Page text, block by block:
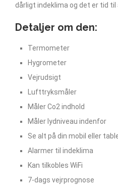
dårligt indeklima og det er tid til
Detaljer om den:
Termometer
Hygrometer
Vejrudsigt
Lufttryksmåler
Måler Co2 indhold
Måler lydniveau indenfor
Se alt på din mobil eller
Alarmer til indeklima
Kan tilkobles WiFi
7-dags vejrprognose